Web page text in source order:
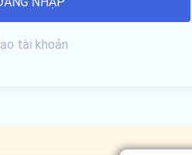
tài khoản